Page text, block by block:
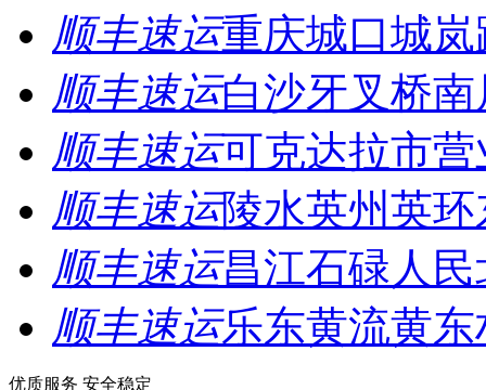
顺丰速运重庆城口城
顺丰速运白沙牙叉桥
顺丰速运可克达拉市营
顺丰速运陵水英州英
顺丰速运昌江石碌人
顺丰速运乐东黄流黄
优质服务 安全稳定